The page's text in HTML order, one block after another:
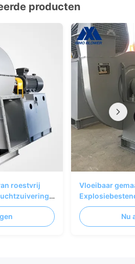
producten
roestvrij
Vloeibaar
Nu